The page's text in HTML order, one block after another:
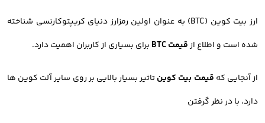
ارز بیت کوین (BTC) به عنوان اولین رمزارز دنیای کریپتوکارنسی شناخته
شده است و اطلاع ازقیمت BTC برای بسیاری از کاربران اهمیت دارد.
از آنجایی که قیمت بیت کوینتاثیر بسیار بالایی بر روی سایر آلت کوین ها
دارد، با در نظر گرفتن